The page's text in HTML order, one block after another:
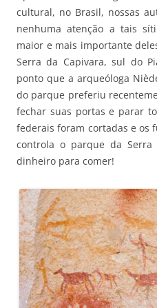
cultural, no Brasil, nossas
nenhuma atenção a tais
maior e mais importante
Serra da Capivara, sul do
ponto que a arqueóloga
do parque preferiu
fechar suas portas e parar
federais foram cortadas e os
controla o parque da
dinheiro para comer!